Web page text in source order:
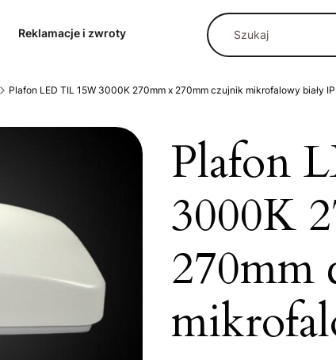
Reklamacje i zwroty
Plafon LED TIL 15W 3000K 270mm x 270mm czujnik mikrofalowy biały
Plafon
3000K
270mm